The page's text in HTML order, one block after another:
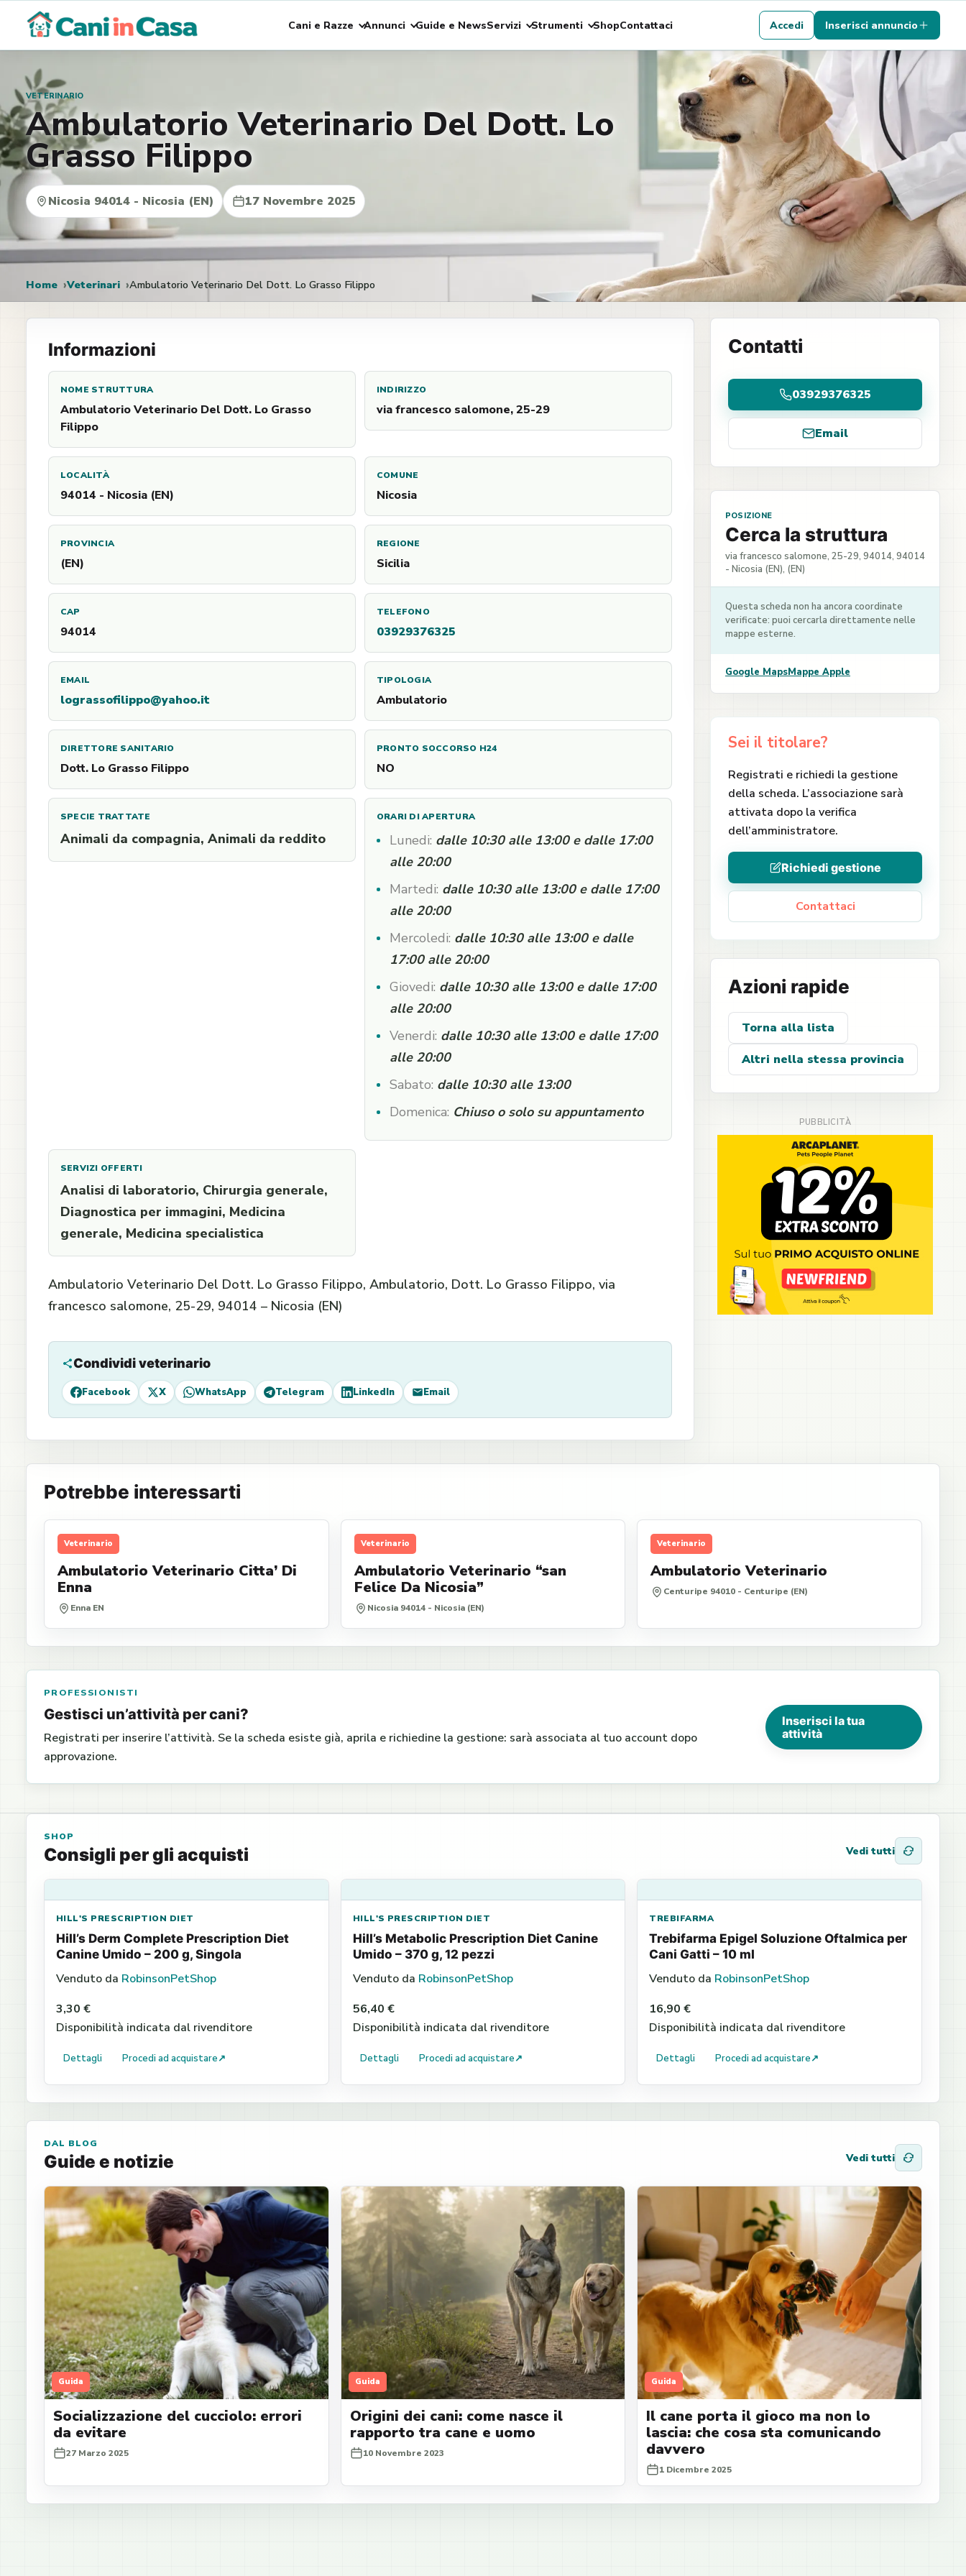
contenuto
Cani e Razze Annunci Guide e NewsServizi Strumenti ShopContattaci Accedi Inserisci annuncio
VETERINARIO
Ambulatorio Veterinario Del Dott. Lo
Grasso Filippo
Nicosia 94014 - Nicosia (EN) 17 Novembre 2025
Home Veterinari Ambulatorio Veterinario Del Dott. Lo Grasso Filippo
Informazioni
NOME STRUTTURA
Ambulatorio Veterinario Del Dott. Lo Grasso
Filippo
INDIRIZZO
via francesco salomone, 25-29
LOCALITÀ
94014 - Nicosia (EN)
COMUNE
Nicosia
PROVINCIA
(EN)
REGIONE
Sicilia
CAP
94014
TELEFONO
03929376325
EMAIL
lograssofilippo@yahoo.it
TIPOLOGIA
Ambulatorio
DIRETTORE SANITARIO
Dott. Lo Grasso Filippo
PRONTO SOCCORSO H24
NO
SPECIE TRATTATE
Animali da compagnia, Animali da reddito
ORARI DI APERTURA
Lunedi: dalle 10:30 alle 13:00 e dalle 17:00
alle 20:00
Martedi: dalle 10:30 alle 13:00 e dalle 17:00
alle 20:00
Mercoledi: dalle 10:30 alle 13:00 e dalle
17:00 alle 20:00
Giovedi: dalle 10:30 alle 13:00 e dalle 17:00
alle 20:00
Venerdi: dalle 10:30 alle 13:00 e dalle 17:00
alle 20:00
Sabato: dalle 10:30 alle 13:00
Domenica: Chiuso o solo su appuntamento
SERVIZI OFFERTI
Analisi di laboratorio, Chirurgia generale,
Diagnostica per immagini, Medicina
generale, Medicina specialistica
Ambulatorio Veterinario Del Dott. Lo Grasso Filippo, Ambulatorio, Dott. Lo Grasso Filippo, via
francesco salomone, 25-29, 94014 – Nicosia (EN)
Condividi veterinario
Facebook X WhatsApp Telegram LinkedIn Email
Contatti
03929376325
Email
POSIZIONE
Cerca la struttura
via francesco salomone, 25-29, 94014, 94014
- Nicosia (EN), (EN)
Questa scheda non ha ancora coordinate
verificate: puoi cercarla direttamente nelle
mappe esterne.
Google MapsMappe Apple
Sei il titolare?
Registrati e richiedi la gestione
della scheda. L’associazione sarà
attivata dopo la verifica
dell’amministratore.
Richiedi gestione
Contattaci
Azioni rapide
Torna alla lista
Altri nella stessa provincia
Potrebbe interessarti
Veterinario
Ambulatorio Veterinario Citta’ Di
Enna
Enna EN
Veterinario
Ambulatorio Veterinario “san
Felice Da Nicosia”
Nicosia 94014 - Nicosia (EN)
Veterinario
Ambulatorio Veterinario
Centuripe 94010 - Centuripe (EN)
PROFESSIONISTI
Gestisci un’attività per cani?
Registrati per inserire l’attività. Se la scheda esiste già, aprila e richiedine la gestione: sarà associata al tuo account dopo
approvazione.
Inserisci la tua
attività
SHOP
Consigli per gli acquisti Vedi tutti
HILL'S PRESCRIPTION DIET
Hill’s Derm Complete Prescription Diet
Canine Umido – 200 g, Singola
Venduto da RobinsonPetShop
3,30 €
Disponibilità indicata dal rivenditore
Dettagli Procedi ad acquistare↗
HILL'S PRESCRIPTION DIET
Hill’s Metabolic Prescription Diet Canine
Umido – 370 g, 12 pezzi
Venduto da RobinsonPetShop
56,40 €
Disponibilità indicata dal rivenditore
Dettagli Procedi ad acquistare↗
TREBIFARMA
Trebifarma Epigel Soluzione Oftalmica per
Cani Gatti – 10 ml
Venduto da RobinsonPetShop
16,90 €
Disponibilità indicata dal rivenditore
Dettagli Procedi ad acquistare↗
DAL BLOG
Guide e notizie Vedi tutti
Guida
Socializzazione del cucciolo: errori
da evitare
27 Marzo 2025
Guida
Origini dei cani: come nasce il
rapporto tra cane e uomo
10 Novembre 2023
Guida
Il cane porta il gioco ma non lo
lascia: che cosa sta comunicando
davvero
1 Dicembre 2025